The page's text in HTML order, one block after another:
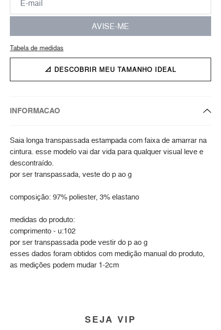
AVISE-ME
Tabela de medidas
📐 DESCOBRIR MEU TAMANHO IDEAL
INFORMACAO
Saia longa transpassada estampada com faixa de amarrar na
cintura. esse modelo vai dar vida para qualquer visual leve e
descontraído.
por ser transpassada, veste do p ao g
composição: 97% poliester, 3% elastano
medidas do produto:
comprimento - u:102
por ser transpassada pode vestir do p ao g
esses dados foram obtidos com medição manual do produto,
as medições podem mudar 1-2cm
SEJA VIP